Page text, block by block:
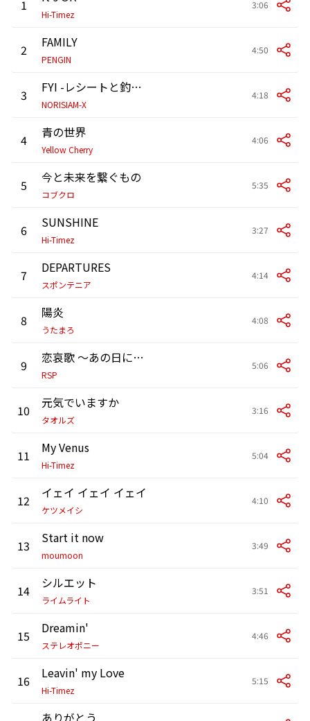
1
Hi-Timez
3:06
2 FAMILY
PENGIN
4:50
3 FYI -レシートと釣り銭-
NORISIAM-X
4:18
4 青の世界
Yellow Cherry
4:06
5 今と未来を繋ぐもの
コブクロ
5:35
6 SUNSHINE
Hi-Timez
3:27
7 DEPARTURES
スポンテニア
4:14
8 陽炎
うたまろ
4:08
9 恋哀歌 ～あの日に帰りたい～
RSP
5:06
10 元気でいますか
タオルズ
3:16
11 My Venus
Hi-Timez
5:04
12 イェイ イェイ イェイ
ケツメイシ
4:10
13 Start it now
moumoon
3:49
14 シルエット
ライムライト
3:51
15 Dreamin'
ステレオポニー
4:46
16 Leavin' my Love
Hi-Timez
5:15
ありがとう